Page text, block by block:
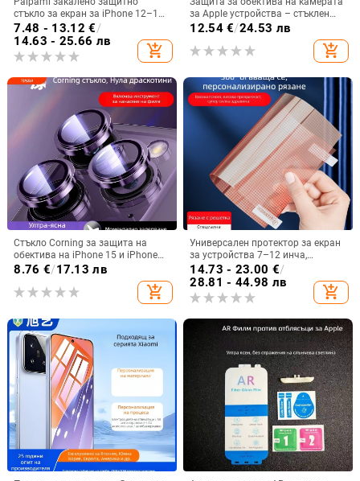
стъкло за екран за iPhone 12–17
Pro Max — предна защита, HD
яснота, устойчиво на
надраскване
7.48 - 13.12 €/
14.63 - 25.66 лв
add_shopping_cart
за Apple устройства – стъклен
заден филм, HD яснота,
12.54€/24.53 лв
add_shopping_cart
Стъкло Corning за защита на
обектива на iPhone 15 и iPhone
16 Pro Max
8.76 €/17.13 лв
add_shopping_cart
Универсален протектор за екран
за устройства 7–12 инча,
самонарязващ се PET предно
покритие, HD прозрачност
14.73 - 23.00 €/
28.81 - 44.98 лв
add_shopping_cart